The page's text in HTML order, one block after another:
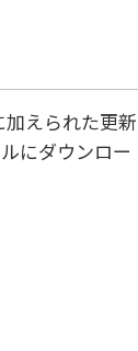
えられた更新
にダウンロー